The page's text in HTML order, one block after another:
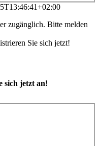
zugänglich. Bitte melden
Sie sich jetzt!
sich jetzt an!